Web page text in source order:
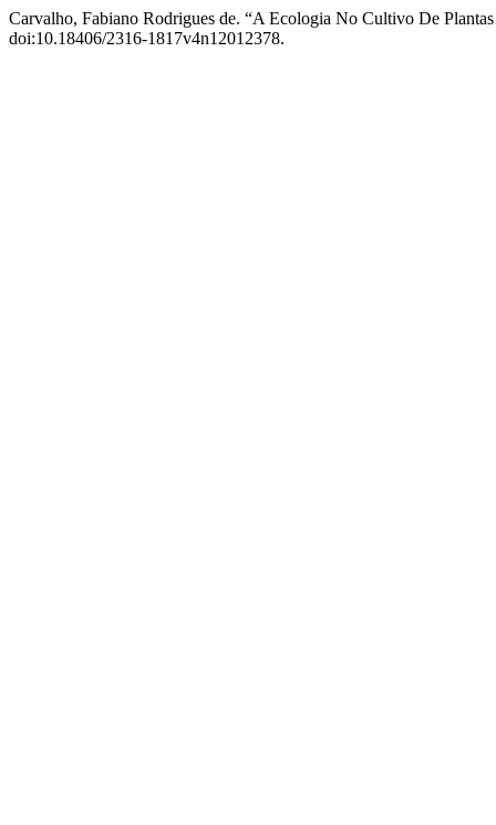
Carvalho, Fabiano Rodrigues de. “A Ecologia No Cultivo De
doi:10.18406/2316-1817v4n12012378.